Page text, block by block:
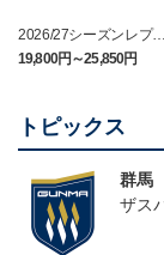
2026/27シーズンレプリ
カユニフォームFP1st
19,800円～25,850円
トピックス
群馬
ザス